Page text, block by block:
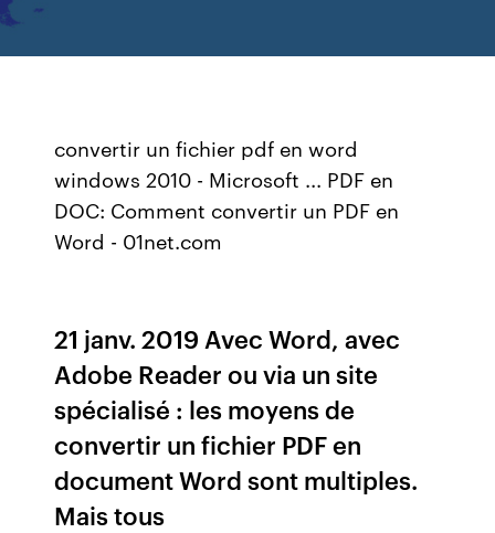
convertir un fichier pdf en word
windows 2010 - Microsoft ... PDF en
DOC: Comment convertir un PDF en
Word - 01net.com
21 janv. 2019 Avec Word, avec
Adobe Reader ou via un site
spécialisé : les moyens de
convertir un fichier PDF en
document Word sont multiples.
Mais tous